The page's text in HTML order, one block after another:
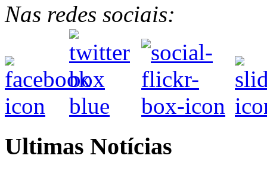
Nas redes sociais:
Ultimas Notícias